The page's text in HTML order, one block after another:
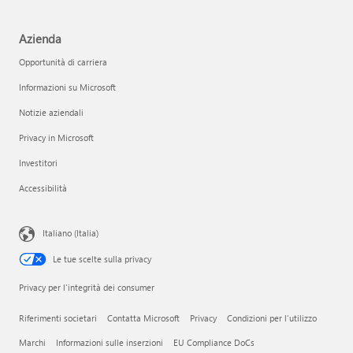
Azienda
Opportunità di carriera
Informazioni su Microsoft
Notizie aziendali
Privacy in Microsoft
Investitori
Accessibilità
Italiano (Italia)
Le tue scelte sulla privacy
Privacy per l'integrità dei consumer
Riferimenti societari Contatta Microsoft Privacy Condizioni per l'utilizzo
Marchi Informazioni sulle inserzioni EU Compliance DoCs